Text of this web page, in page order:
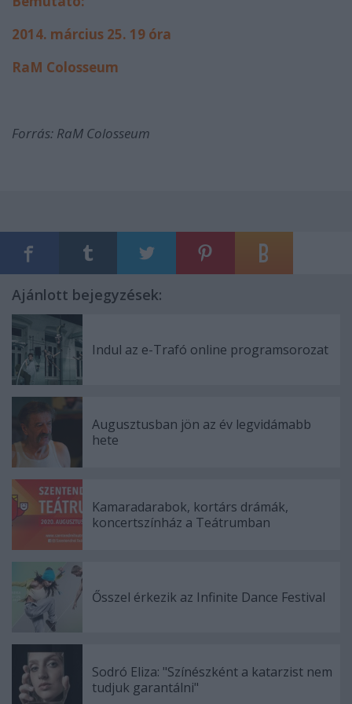
2014. március 25. 19 óra
RaM Colosseum
Forrás: RaM Colosseum
Ajánlott bejegyzések:
Indul az e-Trafó online programsorozat
Augusztusban jön az év legvidámabb
hete
Kamaradarabok, kortárs drámák,
koncertszínház a Teátrumban
Ősszel érkezik az Infinite Dance Festival
Sodró Eliza: "Színészként a katarzist nem
tudjuk garantálni"